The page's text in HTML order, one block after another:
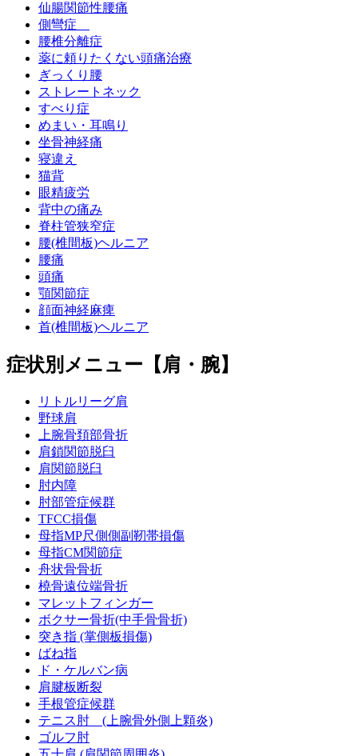
仙腸関節性腰痛
側彎症
腰椎分離症
薬に頼りたくない頭痛治療
ぎっくり腰
ストレートネック
すべり症
めまい・耳鳴り
坐骨神経痛
寝違え
猫背
眼精疲労
背中の痛み
脊柱管狭窄症
腰(椎間板)ヘルニア
腰痛
頭痛
顎関節症
顔面神経麻痺
首(椎間板)ヘルニア
症状別メニュー【肩・腕】
リトルリーグ肩
野球肩
上腕骨頚部骨折
肩鎖関節脱臼
肩関節脱臼
肘内障
肘部管症候群
TFCC損傷
母指MP尺側側副靭帯損傷
母指CM関節症
舟状骨骨折
橈骨遠位端骨折
マレットフィンガー
ボクサー骨折(中手骨骨折)
突き指 (掌側板損傷)
ばね指
ド・ケルバン病
肩腱板断裂
手根管症候群
テニス肘 (上腕骨外側上顆炎)
ゴルフ肘